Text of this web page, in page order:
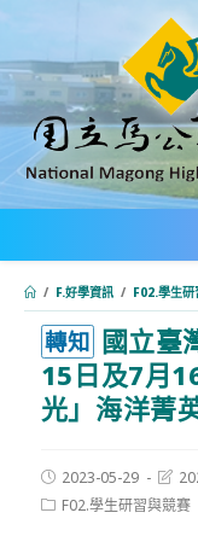
轉
主
要
內
/ F.好學資訊 / F02.學生研
轉知 國立臺
15日及7月
光」海洋菁
Post
published:
2023-05-29
Post
last
PostF02.學生研習與競賽